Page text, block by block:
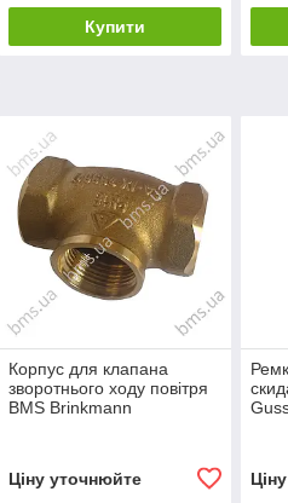
Купити
Корпус для клапана
зворотнього ходу повітря
BMS Brinkmann
Ціну уточнюйте